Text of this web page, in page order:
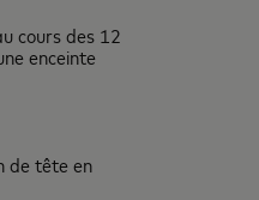
cours des 12
enceinte
de tête en